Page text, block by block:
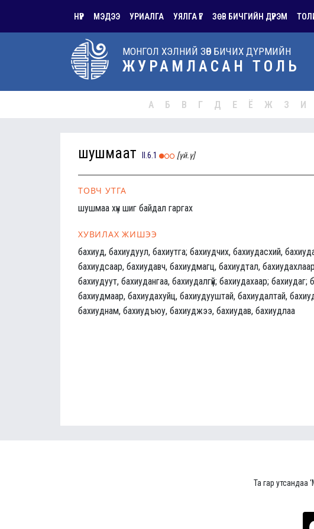
НҮҮР МЭДЭЭ УРИАЛГА УЯЛГА ҮГ ЗӨВ БИЧГИЙН ДҮРЭМ
МОНГОЛ ХЭЛНИЙ ЗӨВ БИЧИХ ДҮРМИЙН
ЖУРАМЛАСАН ТОЛЬ
А Б В Г Д Е Ё Ж З И
шушмаат II.6.1 [үй.ү]
ТОВЧ УТГА
шушмаа хүн шиг байдал гаргах
ХУВИЛАХ ЖИШЭЭ
бахиуд, бахиудуул, бахиутга; бахиудчих, бахиудасхий,
бахиудсаар, бахиудавч, бахиудмагц, бахиудтал,
бахиудуут, бахиудангаа, бахиудалгүй; бахиудахаар;
бахиудмаар, бахиудахуйц, бахиудууштай, бахиудалтай,
бахиуднам, бахиудъюу, бахиуджээ, бахиудав, бахиудлаа
Та гар утсандаа